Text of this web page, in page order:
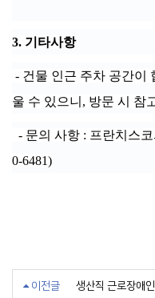
3. 기타사항
- 건물 인근 주차 공간이
울 수 있으니, 방문 시 참
- 문의 사항 : 프란치스
0-6481)
이전글 생산직 근로장애